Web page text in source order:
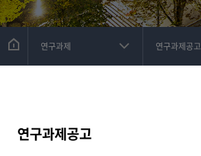
연구과제 연구과제공고
연구과제공고